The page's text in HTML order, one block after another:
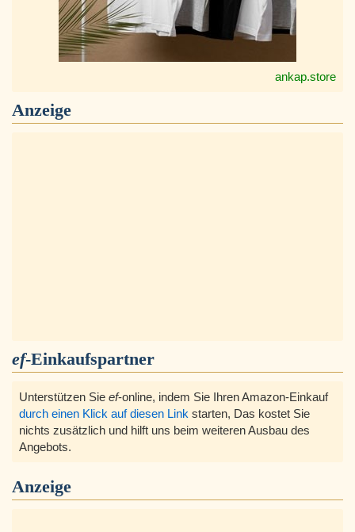
ankap.store
Anzeige
ef-Einkaufspartner
Unterstützen Sie ef-online, indem Sie Ihren Amazon-Einkauf
durch einen Klick auf diesen Link starten, Das kostet Sie
nichts zusätzlich und hilft uns beim weiteren Ausbau des
Angebots.
Anzeige